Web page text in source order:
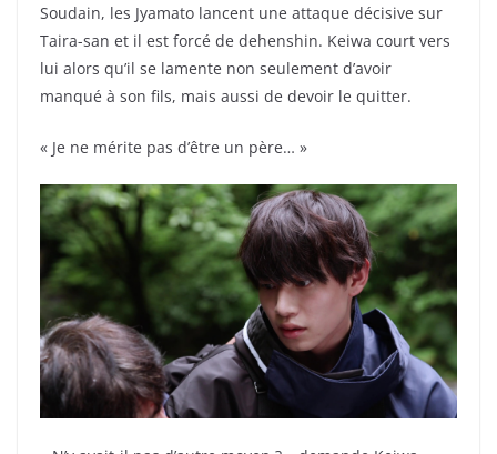
Soudain, les Jyamato lancent une attaque décisive sur
Taira-san et il est forcé de dehenshin. Keiwa court vers
lui alors qu’il se lamente non seulement d’avoir
manqué à son fils, mais aussi de devoir le quitter.
« Je ne mérite pas d’être un père… »